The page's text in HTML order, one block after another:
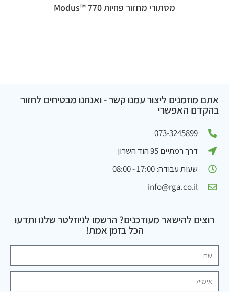
מסתורי מחזור פחיות 770 ™Modus
אתם מוזמנים ליצור עמנו קשר - ואנחנו מבטיחים לחזור
בהקדם האפשרי
073-3245899
דרך רמתיים 95 הוד השרון
שעות עבודה: 17:00 - 08:00
info@rga.co.il
רוצים להישאר מעודכנים? הרשמו לניוזלטר שלנו ותדעו
הכל בזמן אמת!